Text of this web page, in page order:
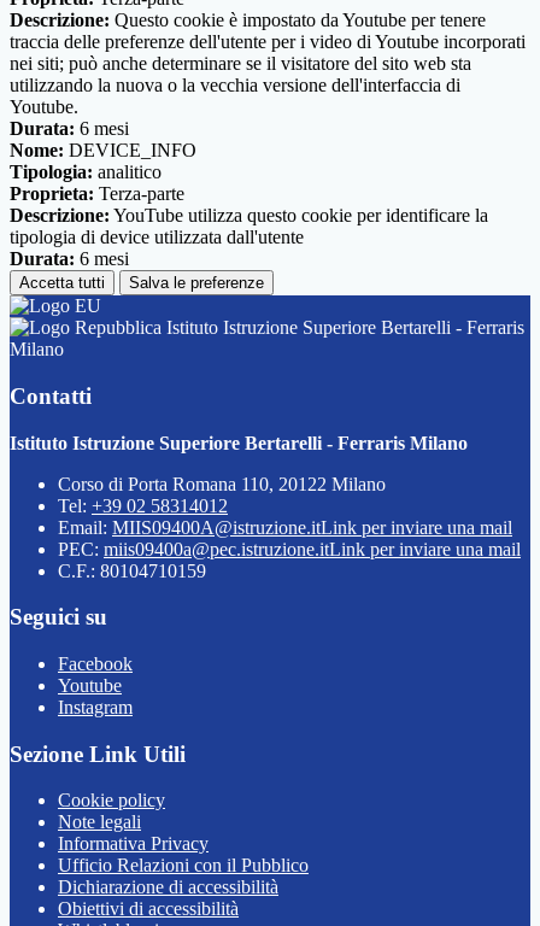
Descrizione: Questo cookie è impostato da Youtube per tenere
traccia delle preferenze dell'utente per i video di Youtube incorporati
nei siti; può anche determinare se il visitatore del sito web sta
utilizzando la nuova o la vecchia versione dell'interfaccia di
Youtube.
Durata: 6 mesi
Nome: DEVICE_INFO
Tipologia: analitico
Proprieta: Terza-parte
Descrizione: YouTube utilizza questo cookie per identificare la
tipologia di device utilizzata dall'utente
Durata: 6 mesi
Accetta tutti Salva le preferenze
Istituto Istruzione Superiore Bertarelli - Ferraris
Milano
Contatti
Istituto Istruzione Superiore Bertarelli - Ferraris Milano
Corso di Porta Romana 110, 20122 Milano
Tel: +39 02 58314012
Email: MIIS09400A@istruzione.itLink per inviare una mail
PEC: miis09400a@pec.istruzione.itLink per inviare una mail
C.F.: 80104710159
Seguici su
Facebook
Youtube
Instagram
Sezione Link Utili
Cookie policy
Note legali
Informativa Privacy
Ufficio Relazioni con il Pubblico
Dichiarazione di accessibilità
Obiettivi di accessibilità